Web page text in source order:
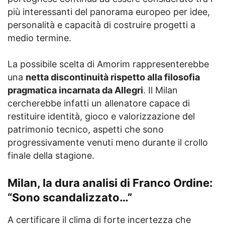
più interessanti del panorama europeo per idee,
personalità e capacità di costruire progetti a
medio termine.
La possibile scelta di Amorim rappresenterebbe
una netta discontinuità rispetto alla filosofia
pragmatica incarnata da Allegri. Il Milan
cercherebbe infatti un allenatore capace di
restituire identità, gioco e valorizzazione del
patrimonio tecnico, aspetti che sono
progressivamente venuti meno durante il crollo
finale della stagione.
Milan, la dura analisi di Franco Ordine:
“Sono scandalizzato…”
A certificare il clima di forte incertezza che